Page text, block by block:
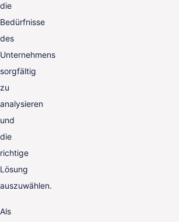
die
Bedürfnisse
des
Unternehmens
sorgfältig
zu
analysieren
und
die
richtige
Lösung
auszuwählen.
Als